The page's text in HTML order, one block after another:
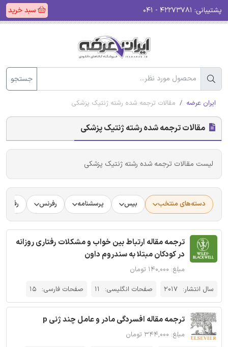
پشتیبانی: سبد خرید
جستجو
ایران عرضه مقالات ترجمه شده رشته ژنتیک پزشکی
مقالات ترجمه شده رشته ژنتیک پزشکی
لیست مقالات ترجمه شده رشته ژنتیک پزشکی
دسته‌های منتخب بیس پرسشنامه رفرنس
ترجمه مقاله ارتباط بين خواب و مشكلات رفتاری روزانه
در كودكان مبتلا به سندروم داون
مبلغ: ۱۴۰,۰۰۰ تومان
سال انتشار: 2017 صفحات انگلیسی: 11 صفحات فارسی: 15
ترجمه مقاله افسردگی مادر و عامل چند ژنی p
مبلغ: ۳۴۴,۰۰۰ تومان